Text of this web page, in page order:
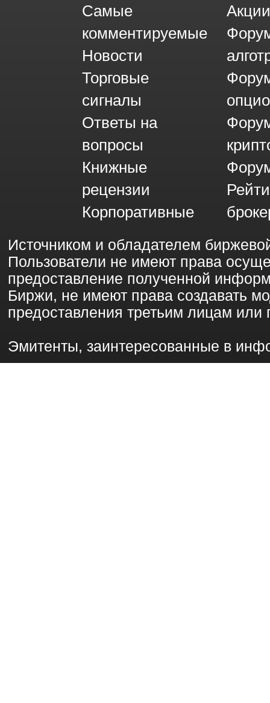
Самые
комментируемые
Новости
Торговые
сигналы
Ответы на
вопросы
Книжные
рецензии
Корпоративные
Акции
Источником и обладателем
Пользователи не имеют права
предоставление полученной
Биржи, не имеют права создавать
предоставления третьим лицам или
Эмитенты, заинтересованные в